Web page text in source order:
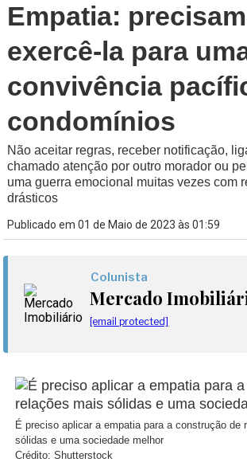
Empatia:
exercê-la para
convivência
condomínios
Não aceitar regras, receber notificação,
chamado atenção por outro morador ou
uma guerra emocional muitas vezes com
drásticos
Publicado em 01 de Maio de 2023 às 01:59
Colunista
Mercado
[email protected]
É preciso aplicar a empatia para a construção de
sólidas e uma sociedade melhor
Crédito: Shutterstock